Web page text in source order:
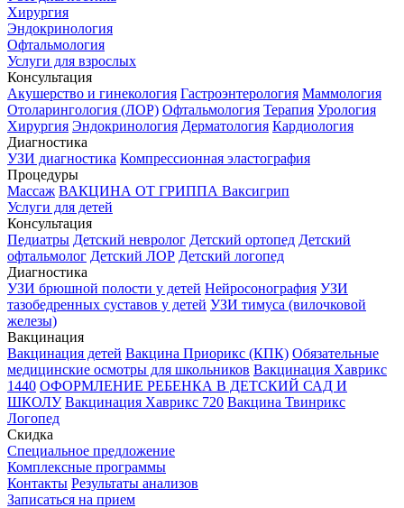
Хирургия
Эндокринология
Офтальмология
Услуги для взрослых
Консультация
Акушерство и гинекология Гастроэнтерология Маммология
Отоларингология (ЛОР) Офтальмология Терапия Урология
Хирургия Эндокринология Дерматология Кардиология
Диагностика
УЗИ диагностика Компрессионная эластография
Процедуры
Массаж ВАКЦИНА ОТ ГРИППА Ваксигрип
Услуги для детей
Консультация
Педиатры Детский невролог Детский ортопед Детский
офтальмолог Детский ЛОР Детский логопед
Диагностика
УЗИ брюшной полости у детей Нейросонография УЗИ
тазобедренных суставов у детей УЗИ тимуса (вилочковой
железы)
Вакцинация
Вакцинация детей Вакцина Приорикс (КПК) Обязательные
медицинские осмотры для школьников Вакцинация Хаврикс
1440 ОФОРМЛЕНИЕ РЕБЕНКА В ДЕТСКИЙ САД И
ШКОЛУ Вакцинация Хаврикс 720 Вакцина Твинрикс
Логопед
Скидка
Специальное предложение
Комплексные программы
Контакты Результаты анализов
Записаться на прием